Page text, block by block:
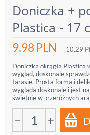
Doniczka +
Plastica - 17
9.98PLN 10.29
Doniczka okrągła Plastica
wygląd, doskonale
tarasie. Prosta forma i
wygląda doskonale i jest
świetnie w przeróżnych
− +